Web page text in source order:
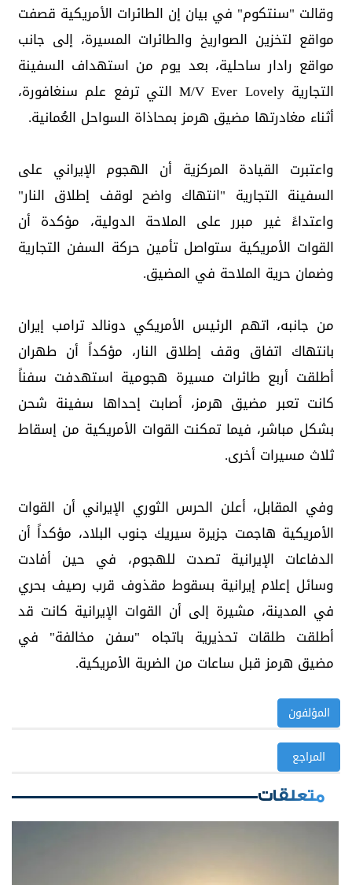
وقالت "سنتكوم" في بيان إن الطائرات الأمريكية قصفت
مواقع لتخزين الصواريخ والطائرات المسيرة، إلى جانب
مواقع رادار ساحلية، بعد يوم من استهداف السفينة
التجارية M/V Ever Lovely التي ترفع علم سنغافورة،
أثناء مغادرتها مضيق هرمز بمحاذاة السواحل العُمانية.
واعتبرت القيادة المركزية أن الهجوم الإيراني على
السفينة التجارية "انتهاك واضح لوقف إطلاق النار"
واعتداءً غير مبرر على الملاحة الدولية، مؤكدة أن
القوات الأمريكية ستواصل تأمين حركة السفن التجارية
وضمان حرية الملاحة في المضيق.
من جانبه، اتهم الرئيس الأمريكي دونالد ترامب إيران
بانتهاك اتفاق وقف إطلاق النار، مؤكداً أن طهران
أطلقت أربع طائرات مسيرة هجومية استهدفت سفناً
كانت تعبر مضيق هرمز، أصابت إحداها سفينة شحن
بشكل مباشر، فيما تمكنت القوات الأمريكية من إسقاط
ثلاث مسيرات أخرى.
وفي المقابل، أعلن الحرس الثوري الإيراني أن القوات
الأمريكية هاجمت جزيرة سيريك جنوب البلاد، مؤكداً أن
الدفاعات الإيرانية تصدت للهجوم، في حين أفادت
وسائل إعلام إيرانية بسقوط مقذوف قرب رصيف بحري
في المدينة، مشيرة إلى أن القوات الإيرانية كانت قد
أطلقت طلقات تحذيرية باتجاه "سفن مخالفة" في
مضيق هرمز قبل ساعات من الضربة الأمريكية.
المؤلفون
المراجع
متعلقات